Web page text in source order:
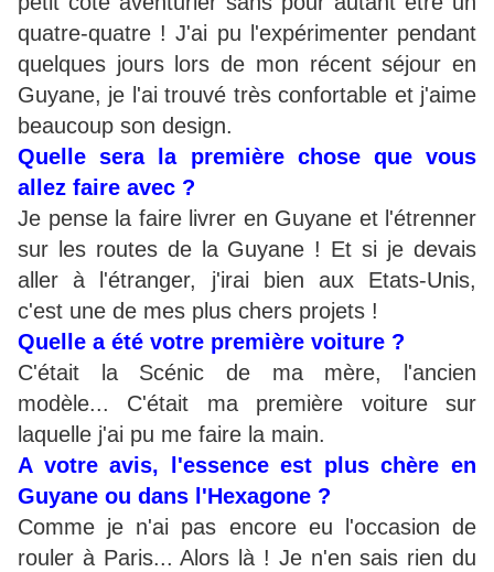
quatre-quatre ! J'ai pu l'expérimenter pendant
quelques jours lors de mon récent séjour en
Guyane, je l'ai trouvé très confortable et j'aime
beaucoup son design.
Quelle sera la première chose que vous
allez faire avec ?
Je pense la faire livrer en Guyane et l'étrenner
sur les routes de la Guyane ! Et si je devais
aller à l'étranger, j'irai bien aux Etats-Unis,
c'est une de mes plus chers projets !
Quelle a été votre première voiture ?
C'était la Scénic de ma mère, l'ancien
modèle... C'était ma première voiture sur
laquelle j'ai pu me faire la main.
A votre avis, l'essence est plus chère en
Guyane ou dans l'Hexagone ?
Comme je n'ai pas encore eu l'occasion de
rouler à Paris... Alors là ! Je n'en sais rien du